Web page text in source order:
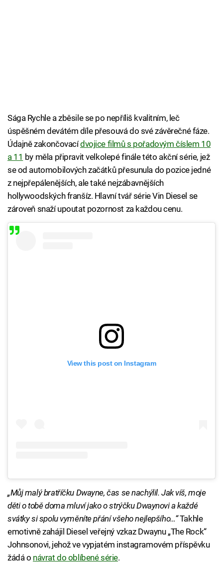
Sága Rychle a zběsile se po nepříliš kvalitním, leč
úspěšném devátém díle přesouvá do své závěrečné fáze.
Údajně zakončovacídvojice filmů s pořadovým číslem 10
a 11 by měla připravit velkolepé finále této akční série, jež
se od automobilových začátků přesunula do pozice jedné
z nejpřepálenějších, ale také nejzábavnějších
hollywoodských franšíz. Hlavní tvář série Vin Diesel se
zároveň snaží upoutat pozornost za každou cenu.
View this post on Instagram
„Můj malý bratříčku Dwayne, čas se nachýlil. Jak víš, moje
děti o tobě doma mluví jako o strýčku Dwaynovi a každé
svátky si spolu vyměníte přání všeho nejlepšího…“Takhle
emotivně zahájil Diesel veřejný vzkaz Dwaynu „The Rock“
Johnsonovi, jehož ve vypjatém instagramovém příspěvku
žádá o návrat do oblíbené série.